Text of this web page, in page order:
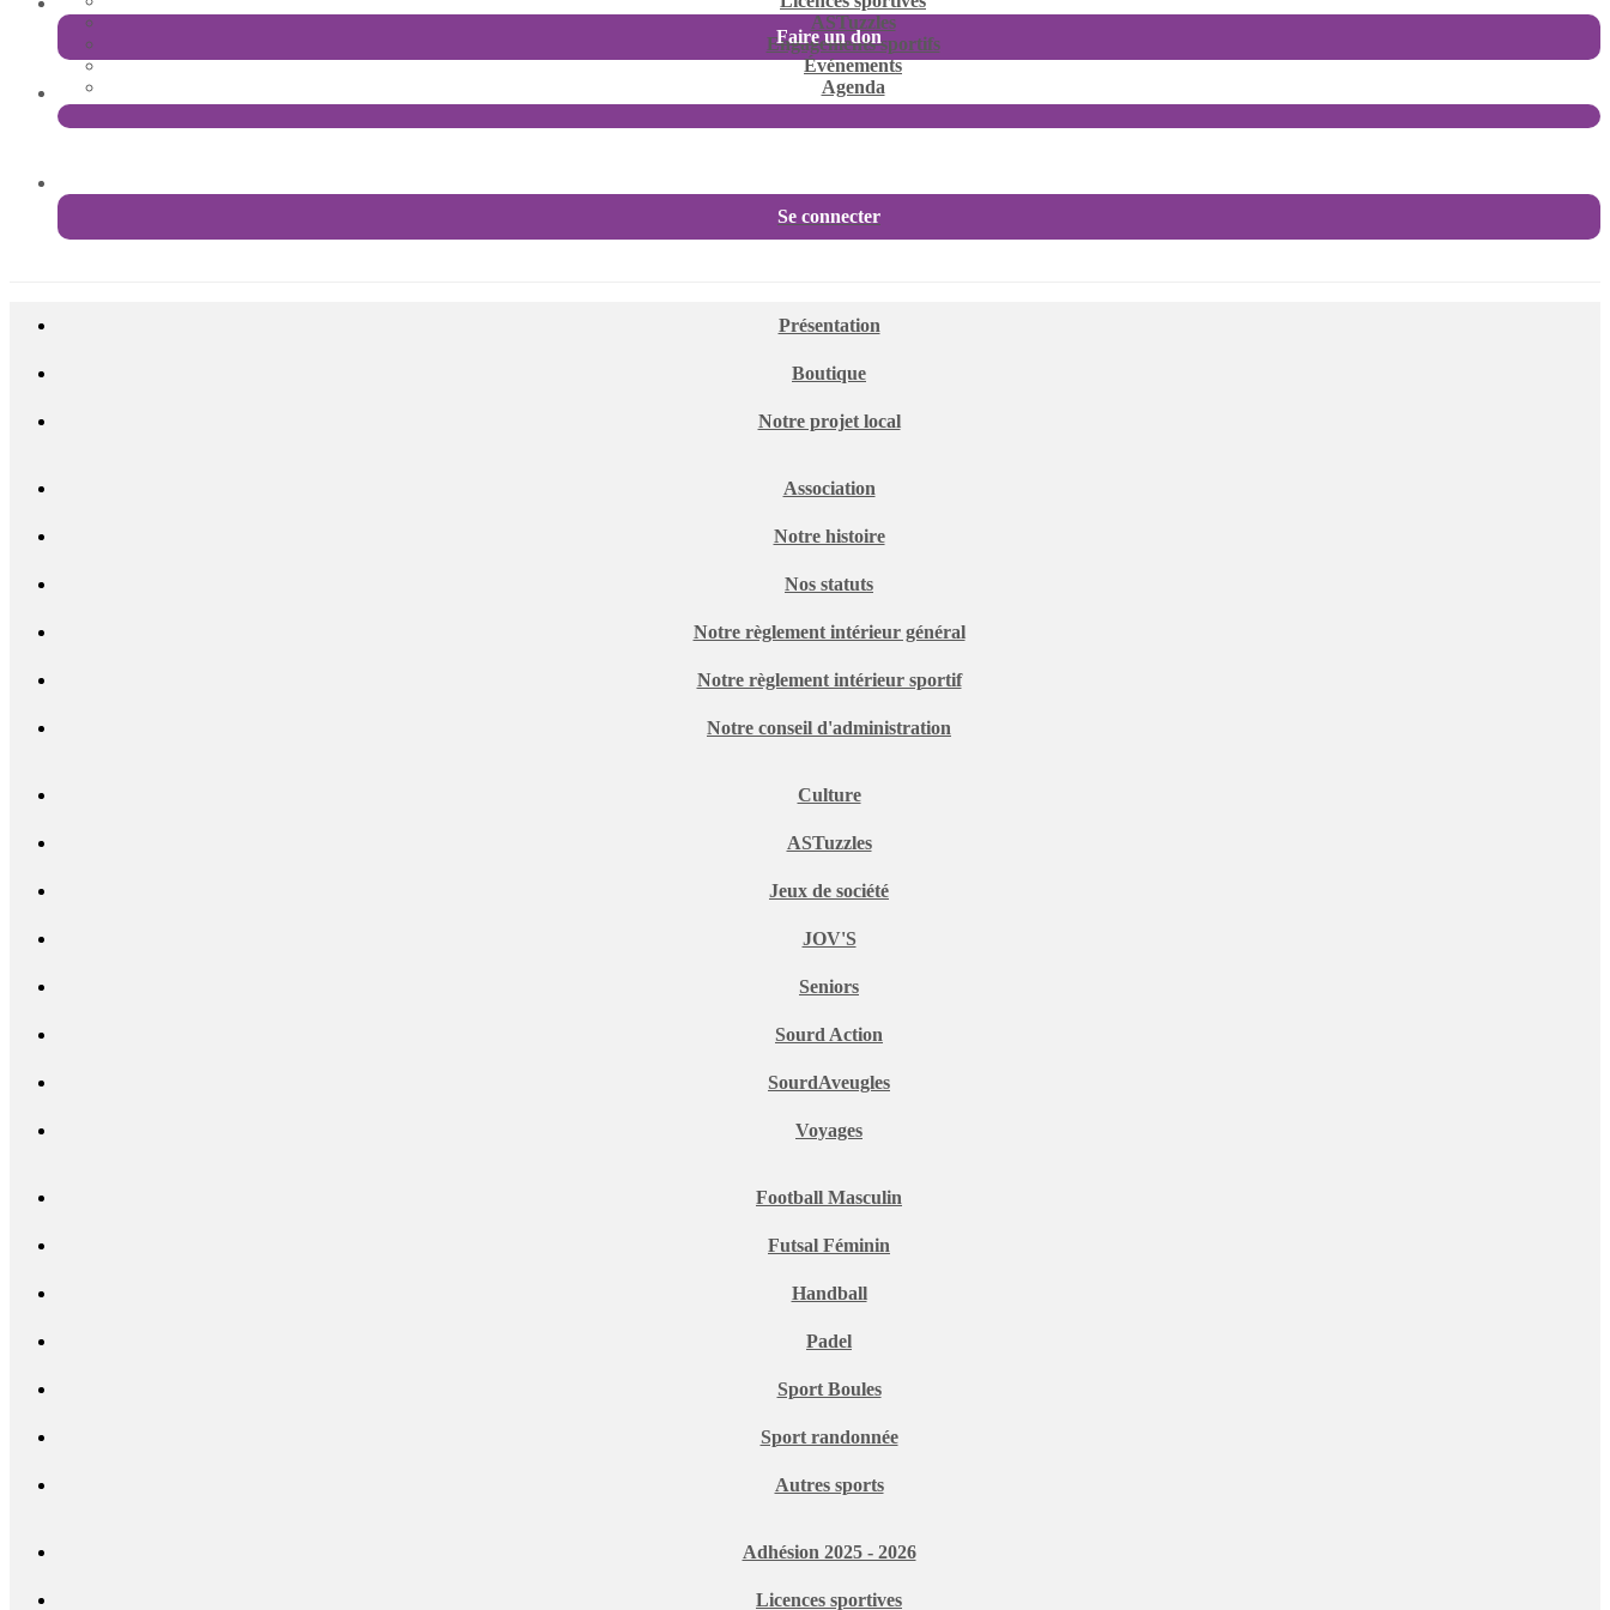
ASTuzzles
Engagements sportifs
Événements
Agenda
Faire un don
Se connecter
Présentation
Boutique
Notre projet local
Association
Notre histoire
Nos statuts
Notre règlement intérieur général
Notre règlement intérieur sportif
Notre conseil d'administration
Culture
ASTuzzles
Jeux de société
JOV'S
Seniors
Sourd Action
SourdAveugles
Voyages
Football Masculin
Futsal Féminin
Handball
Padel
Sport Boules
Sport randonnée
Autres sports
Adhésion 2025 - 2026
Licences sportives